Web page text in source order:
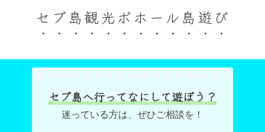
セブ島観光ボホール島遊び
セブ島へ行ってなにして遊ぼう？
迷っている方は、ぜひご相談を！